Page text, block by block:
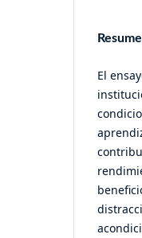
El